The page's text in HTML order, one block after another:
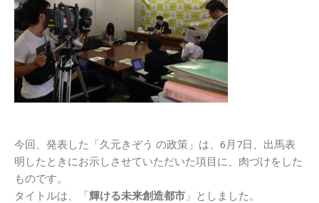
今回、発表した「久元きぞう の政策」は、6月7日、出馬表
明したときにお示しさせていただいた項目に、肉づけをした
ものです。
タイトルは、「輝ける未来創造都市 」としました。